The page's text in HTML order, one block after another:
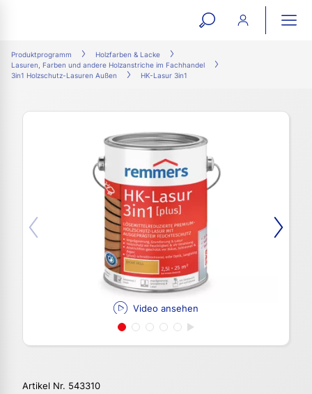
open
Produktprogramm
Holzfarben & Lacke
Lasuren, Farben und andere Holzanstriche im Fachhandel
3in1 Holzschutz-Lasuren Außen
HK-Lasur 3in1
Video ansehen
Artikel Nr. 543310